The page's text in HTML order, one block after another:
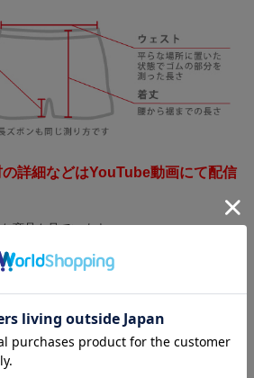
詳細などはYouTube動画にて配信
商品も見ています